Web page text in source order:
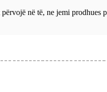
në të, ne jemi prodhues